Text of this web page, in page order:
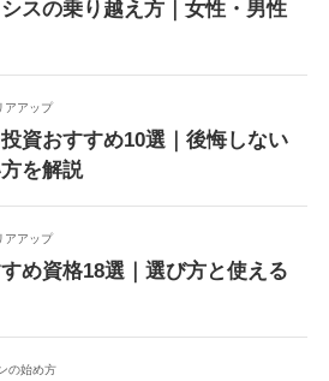
スの乗り越え方｜女性・男性
アアップ
資おすすめ10選｜後悔しない
を解説
アアップ
め資格18選｜選び方と使える
の始め方